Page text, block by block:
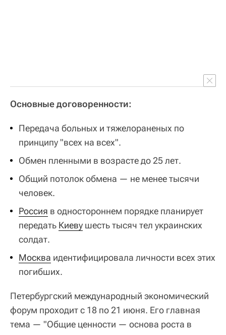
Основные договоренности:
Передача больных и тяжелораненых по
принципу "всех на всех".
Обмен пленными в возрасте до 25 лет.
Общий потолок обмена — не менее тысячи
человек.
Россия в одностороннем порядке планирует
передать Киеву шесть тысяч тел украинских
солдат.
Москва идентифицировала личности всех этих
погибших.
Петербургский международный экономический
форум проходит с 18 по 21 июня. Его главная
тема — "Общие ценности — основа роста в